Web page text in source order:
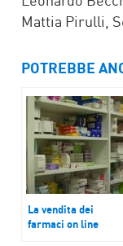
Mattia Pirulli,
POTREBBE
La vendita dei
farmaci on line